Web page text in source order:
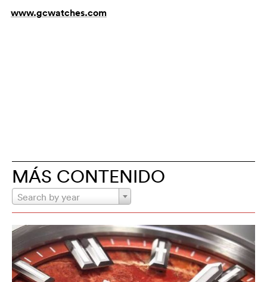
www.gcwatches.com
MÁS CONTENIDO
Search by year